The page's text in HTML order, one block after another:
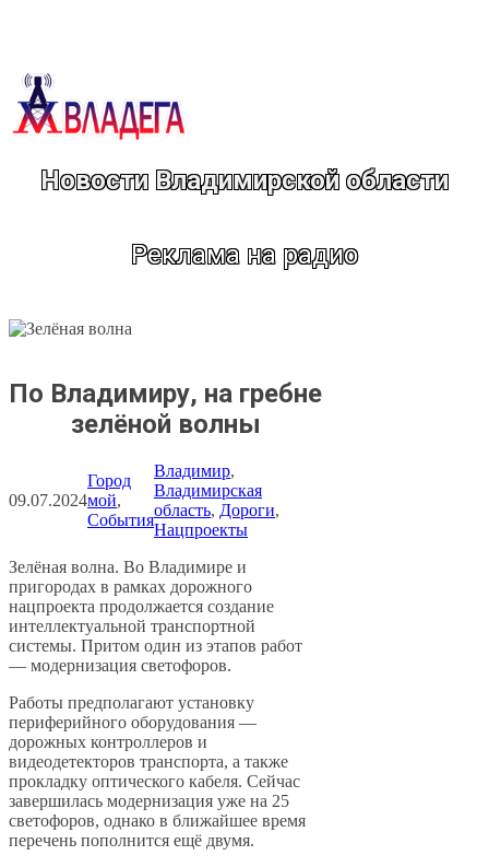
Новости Владимирской области
Реклама на радио
По Владимиру, на гребне
зелёной волны
09.07.2024
Город
мой
События
Владимир
Владимирская
область, Дороги
Нацпроекты
Зелёная волна. Во Владимире и
пригородах в рамках дорожного
нацпроекта продолжается создание
интеллектуальной транспортной
системы. Притом один из этапов работ
— модернизация светофоров.
Работы предполагают установку
периферийного оборудования —
дорожных контроллеров и
видеодетекторов транспорта, а также
прокладку оптического кабеля. Сейчас
завершилась модернизация уже на 25
светофоров, однако в ближайшее время
перечень пополнится ещё двумя.